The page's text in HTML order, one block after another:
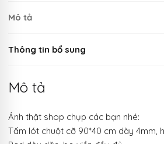
Mô tả
Thông tin bổ sung
Mô tả
Ảnh thật shop chụp các bạn nhé:
Tấm lót chuột cỡ 90*40 cm dày 4mm,